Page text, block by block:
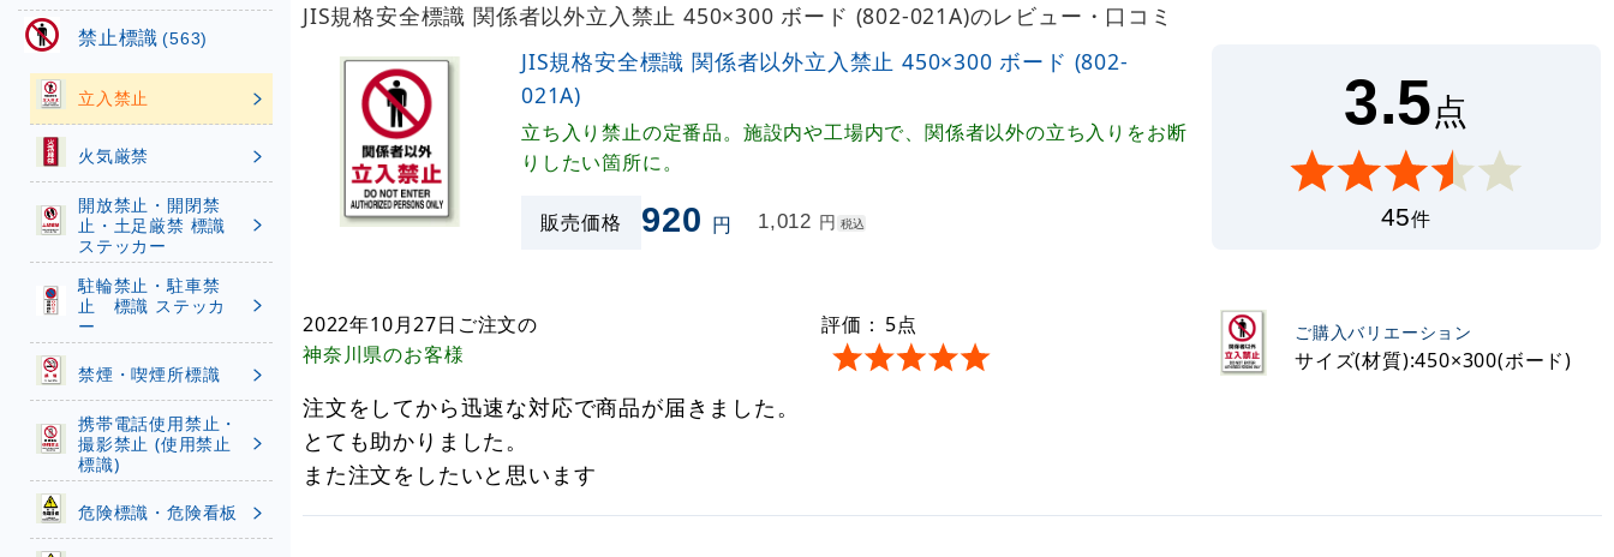
JIS規格安全標識 関係者以外立入禁止 450×300 ボード (802-021A)のレビュー・口コミ
JIS規格安全標識 関係者以外立入禁止 450×300 ボード (802-
021A)
立ち入り禁止の定番品。施設内や工場内で、関係者以外の立ち入りをお断
りしたい箇所に。
販売価格 920 円 1,012 円 税込
3.5点
45件
2022年10月27日 ご注文の
神奈川県のお客様
評価： 5点 ご購入バリエーション
サイズ(材質):450×300(ボード)
注文をしてから迅速な対応で商品が届きました。
とても助かりました。
また注文をしたいと思います
禁止標識 (563)
立入禁止
火気厳禁
開放禁止・開閉禁
止・土足厳禁 標識
ステッカー
駐輪禁止・駐車禁
止 標識 ステッカ
ー
禁煙・喫煙所標識
携帯電話使用禁止・
撮影禁止 (使用禁止
標識)
危険標識・危険看板